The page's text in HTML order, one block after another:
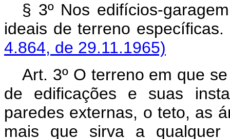
§ 3º Nos edifícios-
ideais de terreno
4.864, de 29.11.1965)
Art. 3º O terreno em que
de edificações e suas
paredes externas, o teto, as
mais que sirva a qualquer